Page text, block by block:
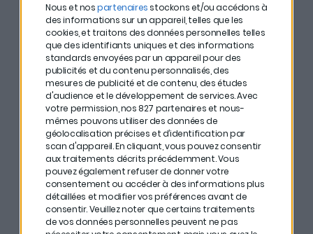
Nous et nospartenaires stockons et/ou accédons à
des informations sur un appareil, telles que les
cookies, et traitons des données personnelles telles
que des identifiants uniques et des informations
standards envoyées par un appareil pour des
publicités et du contenu personnalisés, des
mesures de publicité et de contenu, des études
d'audience et le développement de services.Avec
votre permission, nos 827 partenaires et nous-
mêmes pouvons utiliser des données de
géolocalisation précises et d’identification par
scan d'appareil. En cliquant, vous pouvez consentir
aux traitements décrits précédemment. Vous
pouvez également refuser de donner votre
consentement ou accéder à des informations plus
détaillées et modifier vos préférences avant de
consentir.Veuillez noter que certains traitements
de vos données personnelles peuvent ne pas
# Chez Goodvest, le seuil de tolérance pour les
énergies fossiles est de 0% du chiffre d’affaires. Leur
portefeuille comporte tout de même quelques
entreprises propres appartenant au CAC40 : EDF,
Schneider Electric, Legrand…
# Les banques françaises investissent huit fois plus
d’argent dans les énergies fossiles que les énergies
renouvelables. Les nouvelles générations, elles, ne sont
pas de cet avis : les jeunes diplômés souhaitent
travailler dans des entreprises responsables.